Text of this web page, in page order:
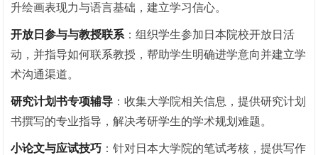
升绘画表现力与语言基础，建立学习信心。
开放日参与与教授联系 ：组织学生参加日本院校开放日活
动，并指导如何联系教授，帮助学生明确进学意向并建立学
术沟通渠道。
研究计划书专项辅导 ：收集大学院相关信息，提供研究计划
书撰写的专业指导，解决考研学生的学术规划难题。
小论文与应试技巧 ：针对日本大学院的笔试考核，提供写作